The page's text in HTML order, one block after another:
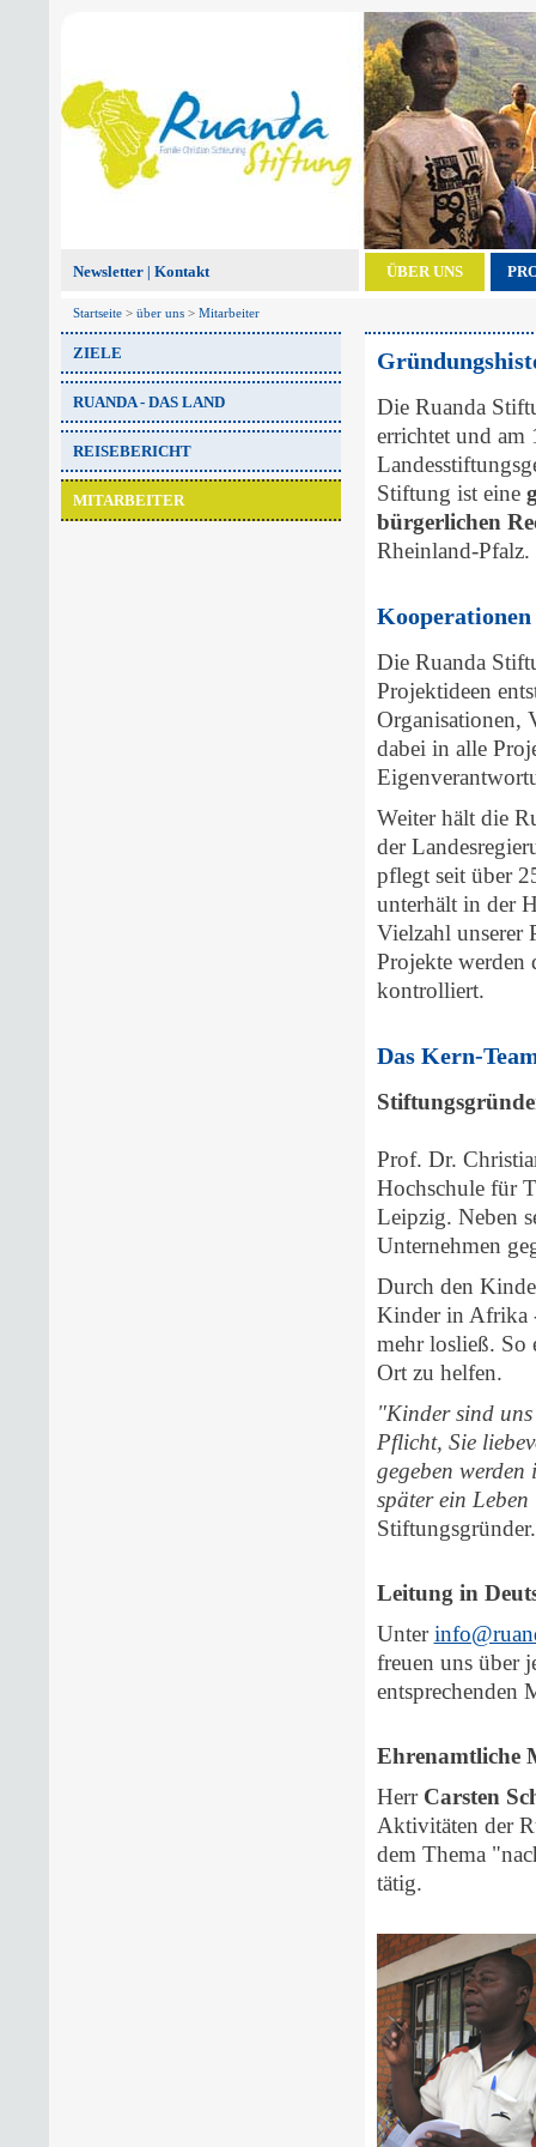
Newsletter| Kontakt ÜBER UNS
Startseite> über uns> Mitarbeiter
ZIELE
RUANDA - DAS LAND
REISEBERICHT
MITARBEITER
Die Ruanda
errichtet und am
Stiftung ist eine
bürgerlichen
Rheinland-Pfalz.
Kooperationen
Die Ruanda
Projektideen
Organisationen,
dabei in alle
Weiter hält die
der
pflegt seit über
unterhält in der
Vielzahl unserer
Projekte werden
kontrolliert.
Das Kern-
Prof. Dr.
Hochschule für
Leipzig. Neben
Unternehmen
Durch den
Kinder in Afrika
mehr losließ. So
Ort zu helfen.
"Kinder sind
Pflicht, Sie
gegeben
später ein
Stiftungsgründer.
Leitung in
Unter
freuen uns über
entsprechenden
Ehrenamtliche
Herr Carsten
Aktivitäten der
dem Thema
tätig.